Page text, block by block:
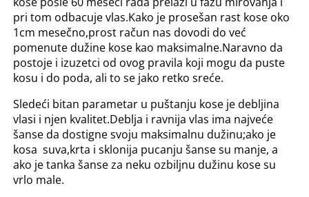
pri tom odbacuje vlas.Kako je prosešan rast kose oko
1cm mesečno,prost račun nas dovodi do već
pomenute dužine kose kao maksimalne.Naravno da
postoje i izuzetci od ovog pravila koji mogu da puste
kosu i do poda, ali to se jako retko sreće.
Sledeći bitan parametar u puštanju kose je debljina
vlasi i njen kvalitet.Deblja i ravnija vlas ima najveće
šanse da dostigne svoju maksimalnu dužinu;ako je
kosa suva,krta i sklonija pucanju šanse su manje, a
ako je tanka šanse za neku ozbiljnu dužinu kose su
vrlo male.